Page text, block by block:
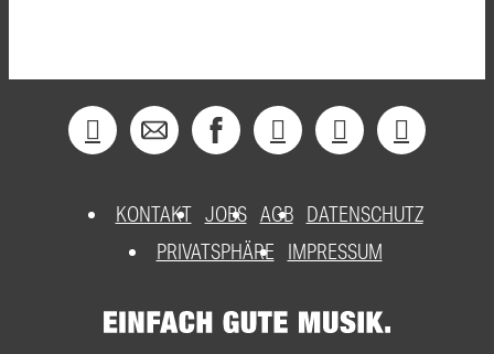
KONTAKT JOBS AGB DATENSCHUTZ
PRIVATSPHÄRE
IMPRESSUM